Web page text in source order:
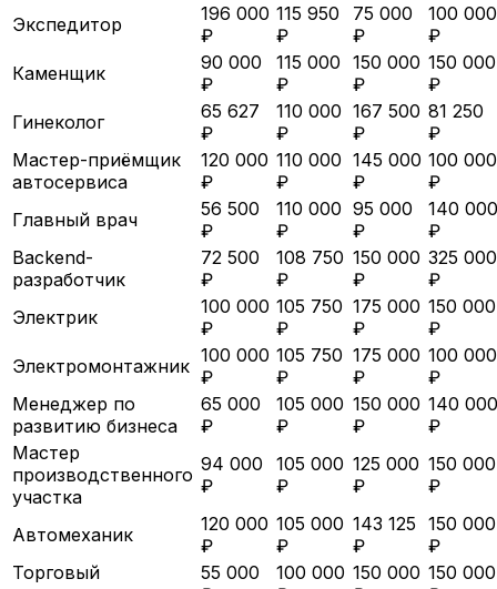
Экспедитор
196 000
₽
115 950
₽
75 000
₽
100 000
₽
Каменщик
90 000
₽
115 000
₽
150 000
₽
150 000
₽
Гинеколог
65 627
₽
110 000
₽
167 500
₽
81 250
₽
Мастер-приёмщик
автосервиса
120 000
₽
110 000
₽
145 000
₽
100 000
₽
Главный врач
56 500
₽
110 000
₽
95 000
₽
140 000
₽
Backend-
разработчик
72 500
₽
108 750
₽
150 000
₽
325 000
₽
Электрик
100 000
₽
105 750
₽
175 000
₽
150 000
₽
Электромонтажник 100 000
₽
105 750
₽
175 000
₽
100 000
₽
Менеджер по
развитию бизнеса
65 000
₽
105 000
₽
150 000
₽
140 000
₽
Мастер
производственного
участка
94 000
₽
105 000
₽
125 000
₽
150 000
₽
Автомеханик
120 000
₽
105 000
₽
143 125
₽
150 000
₽
Торговый
55 000
100 000 150 000 150 000